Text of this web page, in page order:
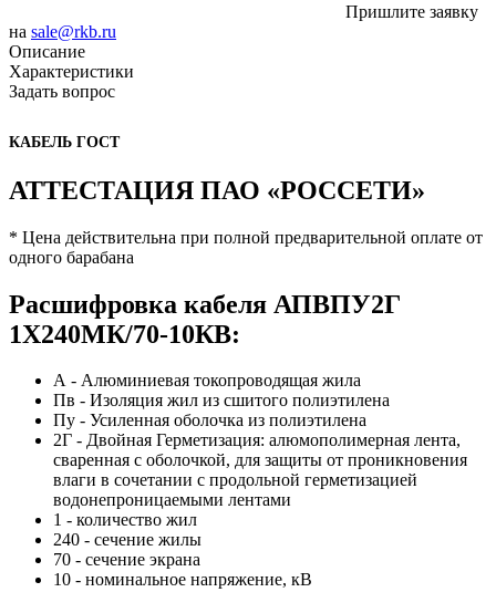
Пришлите заявку
на sale@rkb.ru
Описание
Характеристики
Задать вопрос
КАБЕЛЬ ГОСТ
АТТЕСТАЦИЯ ПАО «РОССЕТИ»
* Цена действительна при полной предварительной оплате от
одного барабана
Расшифровка кабеля АПВПУ2Г
1Х240МК/70-10КВ:
А - Алюминиевая токопроводящая жила
Пв - Изоляция жил из сшитого полиэтилена
Пу - Усиленная оболочка из полиэтилена
2Г - Двойная Герметизация: алюмополимерная лента,
сваренная с оболочкой, для защиты от проникновения
влаги в сочетании с продольной герметизацией
водонепроницаемыми лентами
1 - количество жил
240 - сечение жилы
70 - сечение экрана
10 - номинальное напряжение, кВ